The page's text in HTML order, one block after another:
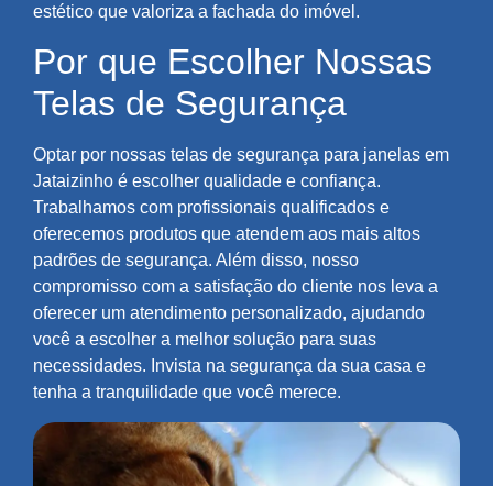
estético que valoriza a fachada do imóvel.
Por que Escolher Nossas
Telas de Segurança
Optar por nossas telas de segurança para janelas em
Jataizinho é escolher qualidade e confiança.
Trabalhamos com profissionais qualificados e
oferecemos produtos que atendem aos mais altos
padrões de segurança. Além disso, nosso
compromisso com a satisfação do cliente nos leva a
oferecer um atendimento personalizado, ajudando
você a escolher a melhor solução para suas
necessidades. Invista na segurança da sua casa e
tenha a tranquilidade que você merece.